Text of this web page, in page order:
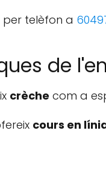
telèfon a
de
crèche com a
cours en